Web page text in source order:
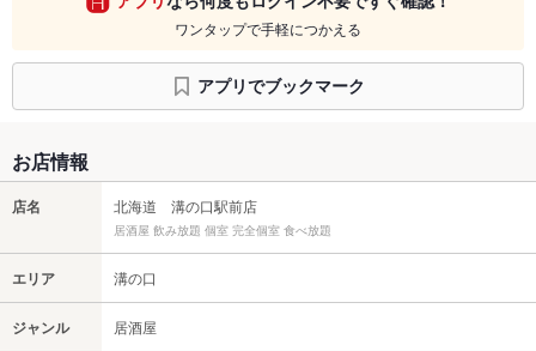
ワンタップで手軽につかえる
アプリでブックマーク
お店情報
店名 北海道 溝の口駅前店
居酒屋 飲み放題 個室 完全個室 食べ放題
エリア 溝の口
ジャンル 居酒屋